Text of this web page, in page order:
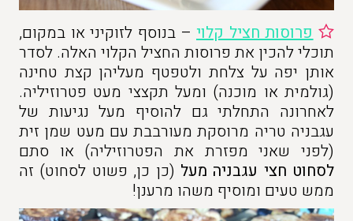
פרוסות חציל קלוי – בנוסף לזוקיני או במקום,
תוכלי להכין את פרוסות החציל הקלוי האלה. לסדר
אותן יפה על צלחת ולטפטף מעליהן קצת טחינה
(גולמית או מוכנה) ומעל תקצצי מעט פטרוזיליה.
לאחרונה התחלתי גם להוסיף מעל נגיעות של
עגבניה טריה מרוסקת מעורבבת עם מעט שמן זית
(לפני שאני מפזרת את הפטרוזיליה) או סתם
לסחוט חצי עגבניה מעל (כן כן, פשוט לסחוט) זה
ממש טעים ומוסיף משהו מרענן!